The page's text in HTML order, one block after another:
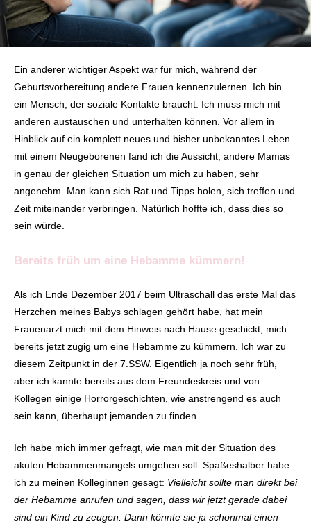
Ein anderer wichtiger Aspekt war für mich, während der
Geburtsvorbereitung andere Frauen kennenzulernen. Ich bin
ein Mensch, der soziale Kontakte braucht. Ich muss mich mit
anderen austauschen und unterhalten können. Vor allem in
Hinblick auf ein komplett neues und bisher unbekanntes Leben
mit einem Neugeborenen fand ich die Aussicht, andere Mamas
in genau der gleichen Situation um mich zu haben, sehr
angenehm. Man kann sich Rat und Tipps holen, sich treffen und
Zeit miteinander verbringen. Natürlich hoffte ich, dass dies so
sein würde.
Bereits früh um eine Hebamme kümmern!
Als ich Ende Dezember 2017 beim Ultraschall das erste Mal das
Herzchen meines Babys schlagen gehört habe, hat mein
Frauenarzt mich mit dem Hinweis nach Hause geschickt, mich
bereits jetzt zügig um eine Hebamme zu kümmern. Ich war zu
diesem Zeitpunkt in der 7.SSW. Eigentlich ja noch sehr früh,
aber ich kannte bereits aus dem Freundeskreis und von
Kollegen einige Horrorgeschichten, wie anstrengend es auch
sein kann, überhaupt jemanden zu finden.
Ich habe mich immer gefragt, wie man mit der Situation des
akuten Hebammenmangels umgehen soll. Spaßeshalber habe
ich zu meinen Kolleginnen gesagt: Vielleicht sollte man direkt bei
der Hebamme anrufen und sagen, dass wir jetzt gerade dabei
sind ein Kind zu zeugen. Dann könnte sie ja schonmal einen